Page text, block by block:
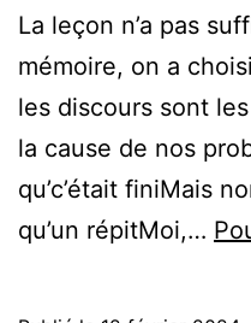
La leçon n’a pas
mémoire, on a
les discours sont
la cause de nos
qu’c’était finiMais
qu’un répitMoi,…